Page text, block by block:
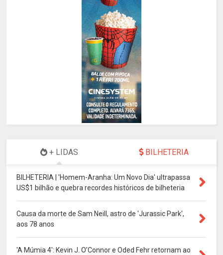
+ LIDAS BILHETERIA
BILHETERIA | 'Homem-Aranha: Um Novo Dia' ultrapassa
US$1 bilhão e quebra recordes históricos de bilheteria
Causa da morte de Sam Neill, astro de 'Jurassic Park',
aos 78 anos
'A Múmia 4': Kevin J. O’Connor e Oded Fehr retornam ao